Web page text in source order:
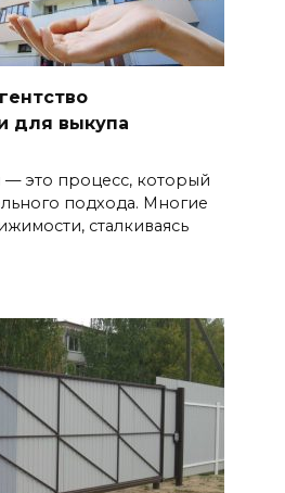
для выкупа
это процесс, который
подхода. Многие
сталкиваясь